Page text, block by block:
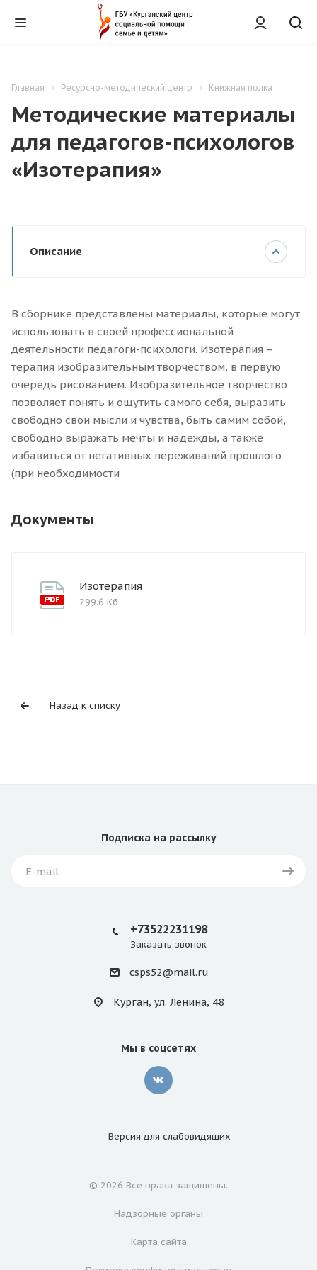
Главная Ресурсно-методический центр Книжная полка
Методические материалы
для педагогов-психологов
«Изотерапия»
Описание
В сборнике представлены материалы, которые могут
использовать в своей профессиональной
деятельности педагоги-психологи. Изотерапия –
терапия изобразительным творчеством, в первую
очередь рисованием. Изобразительное творчество
позволяет понять и ощутить самого себя, выразить
свободно свои мысли и чувства, быть самим собой,
свободно выражать мечты и надежды, а также
избавиться от негативных переживаний прошлого
(при необходимости
Документы
Изотерапия
299.6 Кб
Назад к списку
Подписка на рассылку
+73522231198
Заказать звонок
csps52@mail.ru
Курган, ул. Ленина, 48
Мы в соцсетях
Версия для слабовидящих
© 2026 Все права защищены.
Надзорные органы
Карта сайта